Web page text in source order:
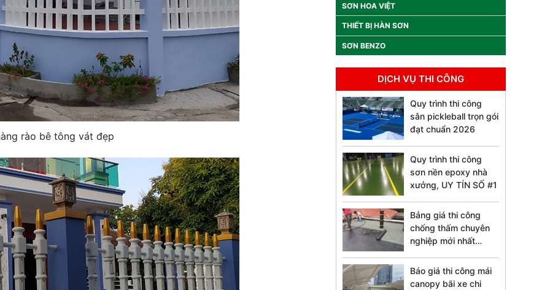
rào bê tông vát đẹp
SƠN HOA VIỆT
THIẾT BỊ HÀN SƠN
SƠN BENZO
DỊCH VỤ THI CÔNG
Quy trình thi công
sân pickleball trọn gói
đạt chuẩn 2026
Quy trình thi công
sơn nền epoxy nhà
xưởng, UY TÍN SỐ #1
Bảng giá thi công
chống thấm chuyên
nghiệp mới nhất
Báo giá thi công mái
canopy bãi xe chi